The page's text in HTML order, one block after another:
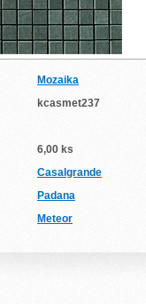
Mozaika
kcasmet237
6,00 ks
Casalgrande
Padana
Meteor